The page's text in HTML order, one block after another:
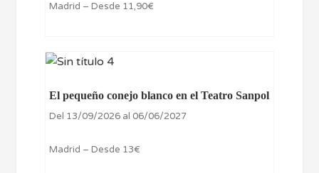
Madrid – Desde 11,90€
El pequeño conejo blanco en el Teatro Sanpol
Del 13/09/2026 al 06/06/2027
Madrid – Desde 13€